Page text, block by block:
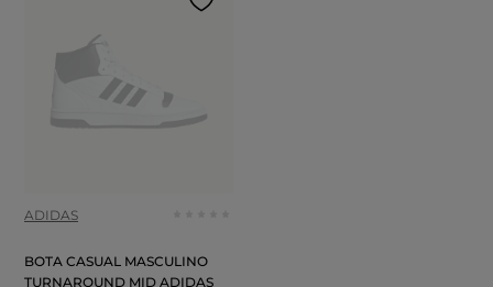
ADIDAS
BOTA CASUAL MASCULINO
TURNAROUND MID ADIDAS